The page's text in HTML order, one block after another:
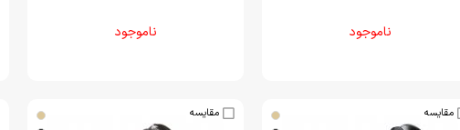
ناموجود ناموجود
مقایسه مقایسه